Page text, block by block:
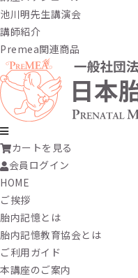
池川明先生講演会
講師紹介
Premea関連商品
カートを見る
会員ログイン
HOME
ご挨拶
胎内記憶とは
胎内記憶教育協会とは
ご利用ガイド
本講座のご案内